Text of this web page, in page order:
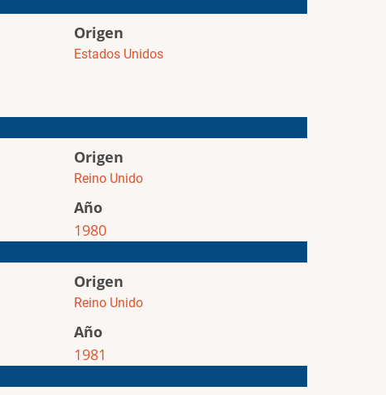
Origen
Estados Unidos
Origen
Reino Unido
Año
1980
Origen
Reino Unido
Año
1981